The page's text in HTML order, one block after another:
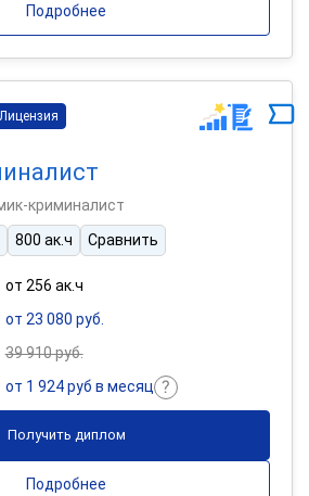
Подробнее
Лицензия
криминалист
800 ак.ч Сравнить
от 256 ак.ч
от 23 080 руб.
39 910 руб.
от 1 924 руб в месяц
Получить диплом
Подробнее